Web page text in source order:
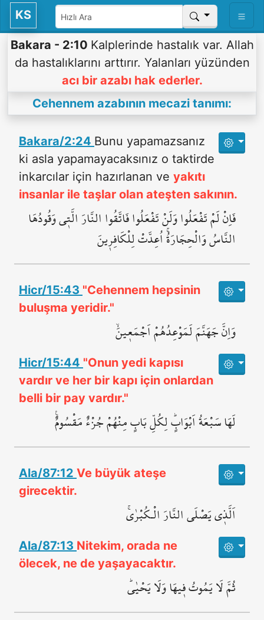
KS
Bakara - 2:10 Kalplerinde hastalık var. Allah
da hastalıklarını arttırır. Yalanları yüzünden
acı bir azabı hak ederler.
Cehennem azabının mecazi tanımı:
Bakara/2:24 Bunu yapamazsanız
ki asla yapamayacaksınız o taktirde
inkarcılar için hazırlanan ve yakıtı
insanlar ile taşlar olan ateşten sakının.
فَاِنْ لَمْ تَفْعَلُوا وَلَنْ تَفْعَلُوا فَاتَّقُوا النَّارَ الَّت۪ي وَقُودُهَا
النَّاسُ وَالْحِجَارَةُۚ اُعِدَّتْ لِلْكَافِر۪ينَ
Hicr/15:43 "Cehennem hepsinin
buluşma yeridir."
وَاِنَّ جَهَنَّمَ لَمَوْعِدُهُمْ اَجْمَع۪ينَۙ
Hicr/15:44 "Onun yedi kapısı
vardır ve her bir kapı için onlardan
belli bir pay vardır."
لَهَا سَبْعَةُ اَبْوَابٍۜ لِكُلِّ بَابٍ مِنْهُمْ جُزْءٌ مَقْسُومٌ۟
Ala/87:12 Ve büyük ateşe
girecektir.
اَلَّذ۪ي يَصْلَى النَّارَ الْـكُبْرٰىۚ
Ala/87:13 Nitekim, orada ne
ölecek, ne de yaşayacaktır.
ثُمَّ لَا يَمُوتُ ف۪يهَا وَلَا يَحْيٰىۜ